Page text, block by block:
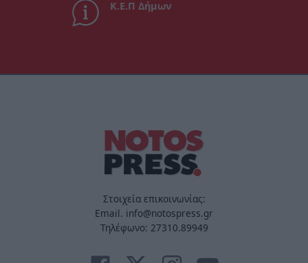
Κ.Ε.Π Δήμων
Στοιχεία επικοινωνίας:
Email. info@notospress.gr
Τηλέφωνο: 27310.89949